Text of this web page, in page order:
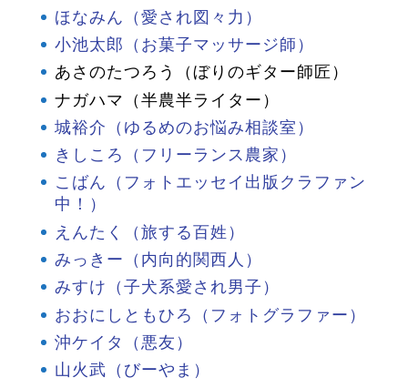
ほなみん（愛され図々力）
小池太郎（お菓子マッサージ師）
あさのたつろう（ぼりのギター師匠）
ナガハマ（半農半ライター）
城裕介（ゆるめのお悩み相談室）
きしころ（フリーランス農家）
こばん（フォトエッセイ出版クラファン
中！）
えんたく（旅する百姓）
みっきー（内向的関西人）
みすけ（子犬系愛され男子）
おおにしともひろ（フォトグラファー）
沖ケイタ（悪友）
山火武（びーやま）